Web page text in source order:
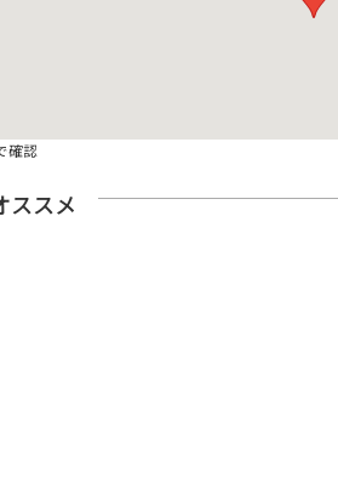
確認
ススメ